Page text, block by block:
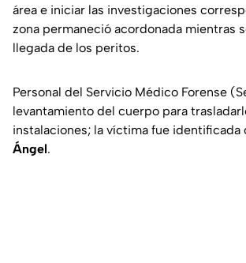
área e iniciar las investigaciones
zona permaneció acordonada mientras
llegada de los peritos.
Personal del Servicio Médico Forense
levantamiento del cuerpo para
instalaciones; la víctima fue identificada
Ángel.